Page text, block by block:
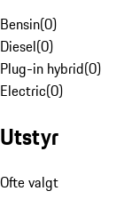
Bensin(0)
Diesel(0)
Plug-in hybrid(0)
Electric(0)
Utstyr
Ofte valgt